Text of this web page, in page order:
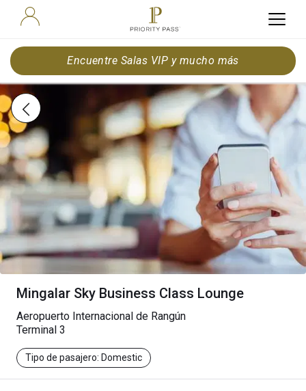
Encuentre Salas VIP y mucho más
Mingalar Sky Business Class Lounge
Aeropuerto Internacional de Rangún
Terminal 3
Tipo de pasajero: Domestic